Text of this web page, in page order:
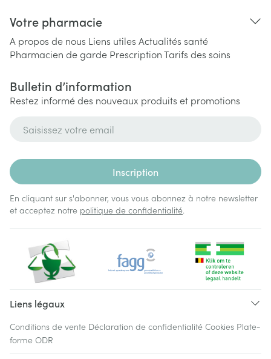
Votre pharmacie
A propos de nous Liens utiles Actualités santé
Pharmacien de garde PrescriptionTarifs des soins
Bulletin d’information
Restez informé des nouveaux produits et promotions
Inscription
En cliquant sur s'abonner, vous vous abonnez à notre newsletter
et acceptez notre politique de confidentialité.
Liens légaux
Conditions de vente Déclaration de confidentialité Cookies Plate-
forme ODR